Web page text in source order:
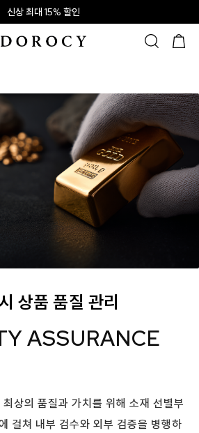
신상 최대 15% 할인
앱 설치하고 2만원 쿠폰
상품 품질 관리
ASSURANCE
상의 품질과 가치를 위해 소재 선별부
걸쳐 내부 검수와 외부 검증을 병행하